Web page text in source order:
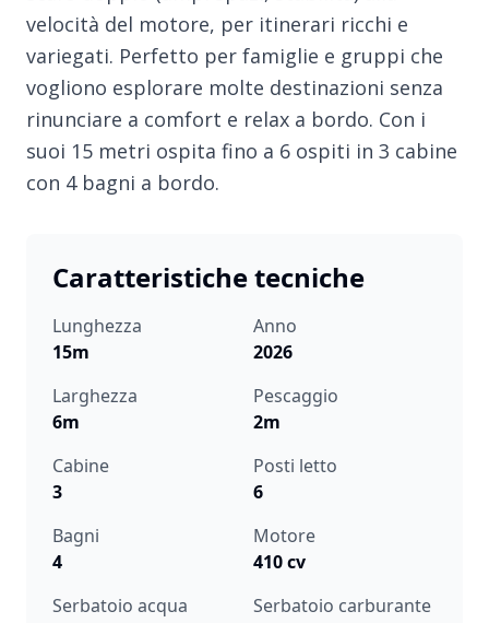
velocità del motore, per itinerari ricchi e
variegati. Perfetto per famiglie e gruppi che
vogliono esplorare molte destinazioni senza
rinunciare a comfort e relax a bordo. Con i
suoi 15 metri ospita fino a 6 ospiti in 3 cabine
con 4 bagni a bordo.
Caratteristiche tecniche
Lunghezza
15m
Anno
2026
Larghezza
6m
Pescaggio
2m
Cabine
3
Posti letto
6
Bagni
4
Motore
410 cv
Serbatoio acqua
Serbatoio carburante